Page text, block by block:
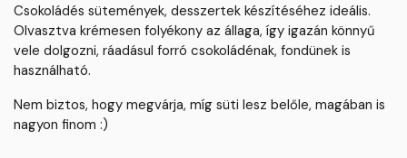
Csokoládés sütemények, desszertek készítéséhez ideális.
Olvasztva krémesen folyékony az állaga, így igazán könnyű
vele dolgozni, ráadásul forró csokoládénak, fondünek is
használható.
Nem biztos, hogy megvárja, míg süti lesz belőle, magában is
nagyon finom :)